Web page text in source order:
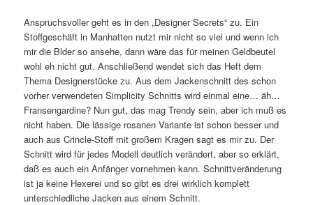
Anspruchsvoller geht es in den „Designer Secrets“ zu. Ein
Stoffgeschäft in Manhatten nutzt mir nicht so viel und wenn ich
mir die Blder so ansehe, dann wäre das für meinen Geldbeutel
wohl eh nicht gut. Anschließend wendet sich das Heft dem
Thema Designerstücke zu. Aus dem Jackenschnitt des schon
vorher verwendeten Simplicity Schnitts wird einmal eine… äh…
Fransengardine? Nun gut, das mag Trendy sein, aber ich muß es
nicht haben. Die lässige rosanen Variante ist schon besser und
auch aus Crincle-Stoff mit großem Kragen sagt es mir zu. Der
Schnitt wird für jedes Modell deutlich verändert, aber so erklärt,
daß es auch ein Anfänger vornehmen kann. Schnittveränderung
ist ja keine Hexerei und so gibt es drei wirklich komplett
unterschiedliche Jacken aus einem Schnitt.